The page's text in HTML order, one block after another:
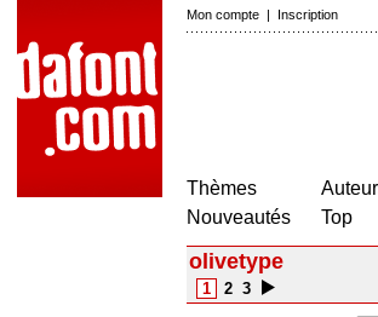
Mon compte | Inscription
Thèmes
Nouveautés
Top
olivetype
1 2 3